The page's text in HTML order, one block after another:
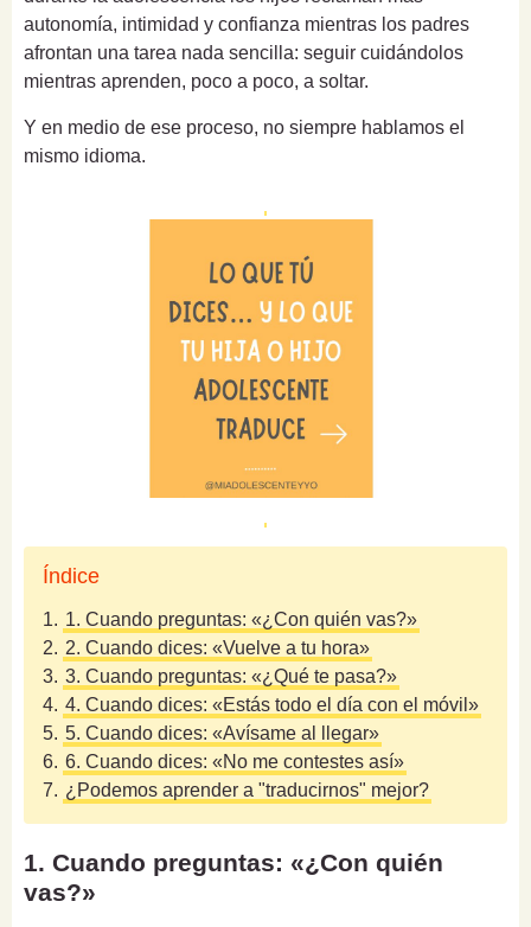
autonomía, intimidad y confianza mientras los padres
afrontan una tarea nada sencilla: seguir cuidándolos
mientras aprenden, poco a poco, a soltar.
Y en medio de ese proceso, no siempre hablamos el
mismo idioma.
Índice
1. 1. Cuando preguntas: «¿Con quién vas?»
2. 2. Cuando dices: «Vuelve a tu hora»
3. 3. Cuando preguntas: «¿Qué te pasa?»
4. 4. Cuando dices: «Estás todo el día con el móvil»
5. 5. Cuando dices: «Avísame al llegar»
6. 6. Cuando dices: «No me contestes así»
7. ¿Podemos aprender a "traducirnos" mejor?
1. Cuando preguntas: «¿Con quién
vas?»